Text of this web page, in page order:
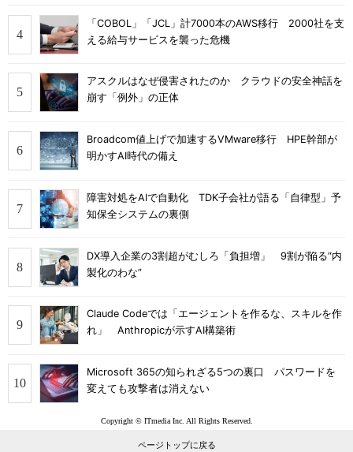
「COBOL」「JCL」計7000本のAWS移行 2000社を支
える給与サービスを襲った危機
アスクルはなぜ侵害されたのか クラウドの安全神話を
崩す「例外」の正体
Broadcom値上げで加速するVMware移行 HPE幹部が
明かすAI時代の備え
障害対処をAIで自動化 TDK子会社が語る「自律型」予
知保全システムの裏側
DX導入企業の3割超がむしろ「負担増」 9割が陥る“内
製化のわな”
Claude Codeでは「エージェントを作るな、スキルを作
れ」 Anthropicが示すAI構築術
Microsoft 365の知られざる5つの裏口 パスワードを
変えても攻撃者は消えない
Copyright © ITmedia Inc. All Rights Reserved.
ページトップに戻る